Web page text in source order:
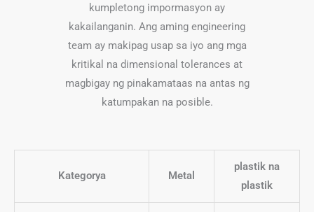
kumpletong impormasyon ay
kakailanganin. Ang aming engineering
team ay makipag usap sa iyo ang mga
kritikal na dimensional tolerances at
magbigay ng pinakamataas na antas ng
katumpakan na posible.
Kategorya Metal
plastik na
plastik